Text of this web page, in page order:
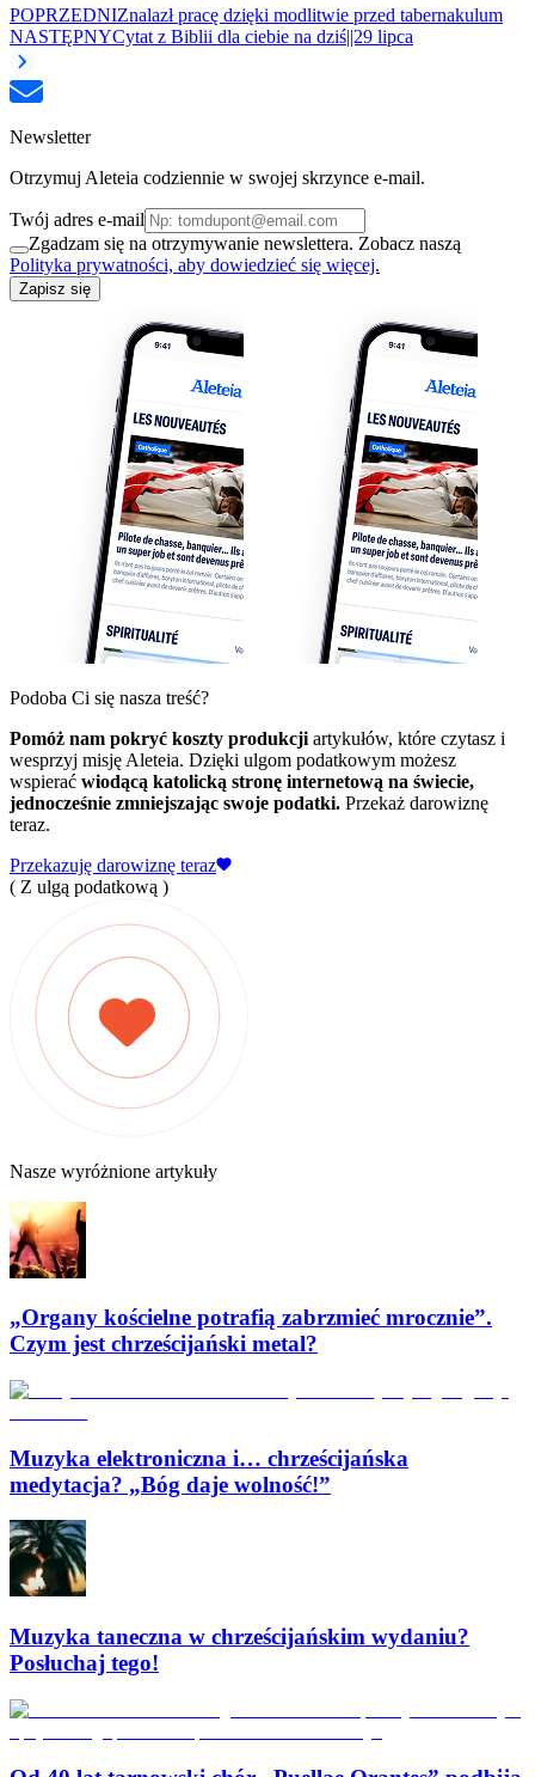
POPRZEDNIZnalazł pracę dzięki modlitwie przed tabernakulum
NASTĘPNYCytat z Biblii dla ciebie na dziś||29 lipca
Newsletter
Otrzymuj Aleteia codziennie w swojej skrzynce e-mail.
Twój adres e-mail
Zgadzam się na otrzymywanie newslettera. Zobacz naszą
Polityka prywatności, aby dowiedzieć się więcej.
Zapisz się
Podoba Ci się nasza treść?
Pomóż nam pokryć koszty produkcji artykułów, które czytasz i
wesprzyj misję Aleteia. Dzięki ulgom podatkowym możesz
wspierać wiodącą katolicką stronę internetową na świecie,
jednocześnie zmniejszając swoje podatki. Przekaż darowiznę
teraz.
Przekazuję darowiznę teraz
( Z ulgą podatkową )
Nasze wyróżnione artykuły
„Organy kościelne potrafią zabrzmieć mrocznie”.
Czym jest chrześcijański metal?
Muzyka elektroniczna i… chrześcijańska
medytacja? „Bóg daje wolność!”
Muzyka taneczna w chrześcijańskim wydaniu?
Posłuchaj tego!